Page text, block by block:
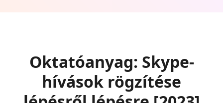
Oktatóanyag: Skype-
hívások rögzítése